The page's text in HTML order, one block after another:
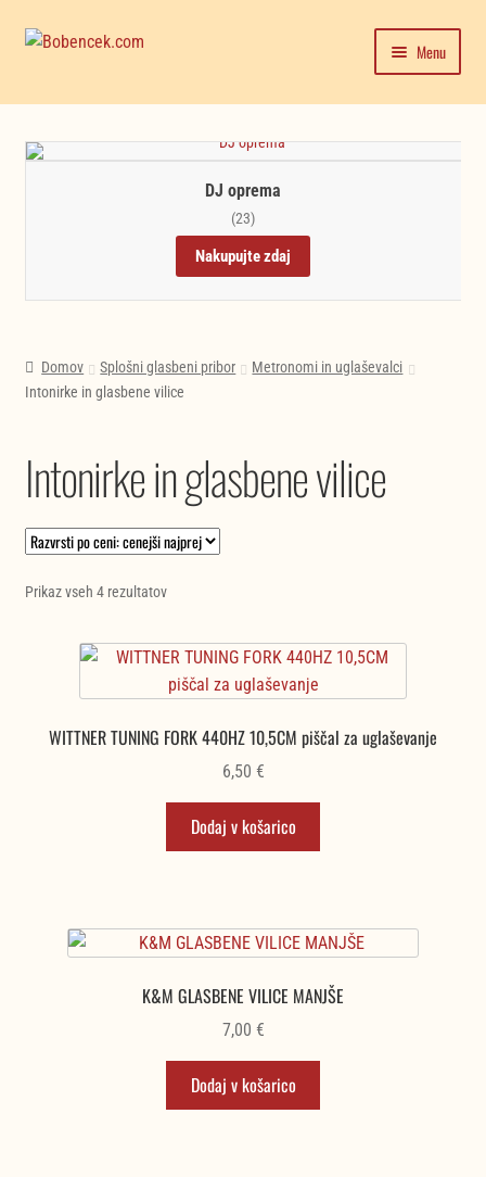
Skip
Skip
Menu
Domača stran
Moj račun
Novice in testi glasbil
DJ oprema
(23)
Nakupujte zdaj
Domov Splošni glasbeni pribor
Metronomi in uglaševalci
Intonirke in glasbene vilice
Intonirke in glasbene vilice
Prikaz vseh 4 rezultatovRazvrščeno
od
najnižje
najvišje
WITTNER TUNING FORK 440HZ 10,5CM piščal za uglaševanje
6,50 €
Dodaj v košarico
K&M GLASBENE VILICE MANJŠE
7,00 €
Dodaj v košarico